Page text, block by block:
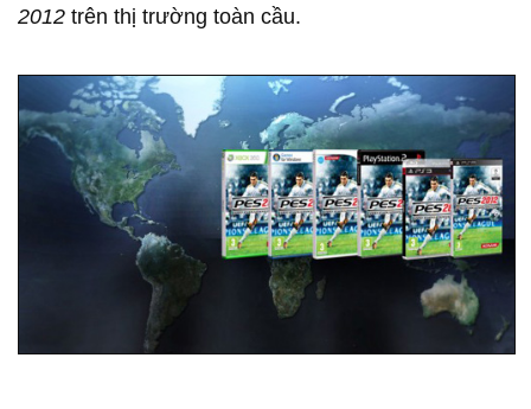
2012 trên thị trường toàn cầu.